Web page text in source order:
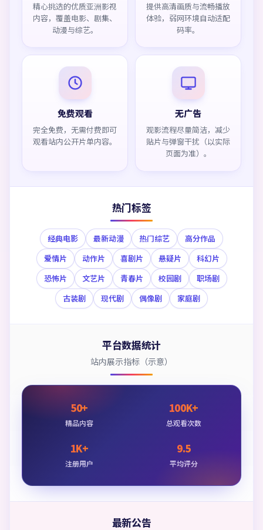
精心挑选的优质亚洲影视
内容，覆盖电影、剧集、
动漫与综艺。
提供高清画质与流畅播放
体验，弱网环境自动适配
码率。
免费观看
完全免费，无需付费即可
观看站内公开片单内容。
无广告
观影流程尽量简洁，减少
贴片与弹窗干扰（以实际
页面为准）。
热门标签
经典电影 最新动漫 热门综艺
高分作品
爱情片
动作片 喜剧片 悬疑片
科幻片
恐怖片
文艺片 青春片 校园剧
职场剧
古装剧
现代剧 偶像剧 家庭剧
平台数据统计
站内展示指标（示意）
50+
精品内容
100K+
总观看次数
1K+
注册用户
9.5
平均评分
最新公告